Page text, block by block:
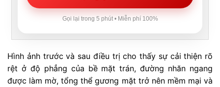
Gọi lại trong 5 phút • Miễn phí 100%
Hình ảnh trước và sau điều trị cho thấy sự cải thiện rõ
rệt ở độ phẳng của bề mặt trán, đường nhăn ngang
được làm mờ, tổng thể gương mặt trở nên mềm mại và